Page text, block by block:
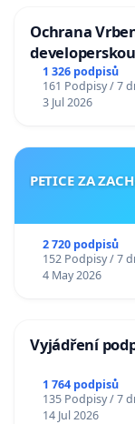
Ochrana
1 326 podpisů
161 Podpisy / 7
3 Jul 2026
PETICE ZA
2 720 podpisů
152 Podpisy / 7
4 May 2026
Vyjádření
1 764 podpisů
135 Podpisy / 7
14 Jul 2026